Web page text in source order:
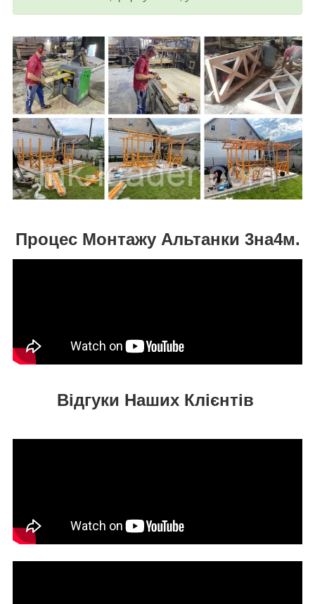
Процес Монтажу Альтанки 3на4м.
Відгуки Наших Клієнтів